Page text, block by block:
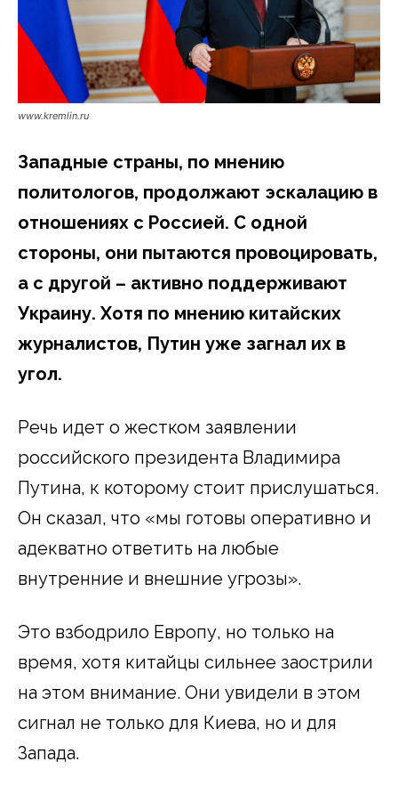
www.kremlin.ru
Западные страны, по мнению
политологов, продолжают эскалацию в
отношениях с Россией. С одной
стороны, они пытаются провоцировать,
а с другой – активно поддерживают
Украину. Хотя по мнению китайских
журналистов, Путин уже загнал их в
угол.
Речь идет о жестком заявлении
российского президента Владимира
Путина, к которому стоит прислушаться.
Он сказал, что «мы готовы оперативно и
адекватно ответить на любые
внутренние и внешние угрозы».
Это взбодрило Европу, но только на
время, хотя китайцы сильнее заострили
на этом внимание. Они увидели в этом
сигнал не только для Киева, но и для
Запада.